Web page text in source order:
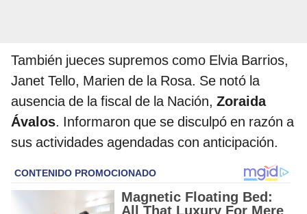
También jueces supremos como Elvia Barrios,
Janet Tello, Marien de la Rosa. Se notó la
ausencia de la fiscal de la Nación, Zoraida
Ávalos. Informaron que se disculpó en razón a
sus actividades agendadas con anticipación.